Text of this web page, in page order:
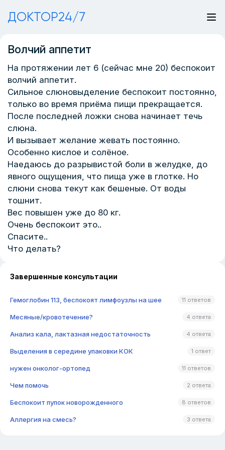
ДОКТОР24/7
Волчий аппетит
На протяжении лет 6 (сейчас мне 20) беспокоит
волчий аппетит.
Сильное слюновыделение беспокоит постоянно,
только во время приёма пищи прекращается.
После последней ложки снова начинает течь
слюна.
И вызывает желание жевать постоянно.
Особенно кислое и солёное.
Наедаюсь до разрывистой боли в желудке, до
явного ощущения, что пища уже в глотке. Но
слюни снова текут как бешеные. От воды
тошнит.
Вес повышен уже до 80 кг.
Очень беспокоит это..
Спасите..
Что делать?
Завершенные консультации
Гемоглобин 113, беспокоят лимфоузлы на шее 11 ответов
Месяные/кровотечение? 4 ответа
Анализ кала, лактазная недостаточность 4 ответа
Выделения в середине упаковки КОК 1 ответ
нужен онколог-ортопед 11 ответов
Чем помочь 2 ответа
Беспокоит пупок новорожденного 8 ответов
Аллергия на смесь? 3 ответа